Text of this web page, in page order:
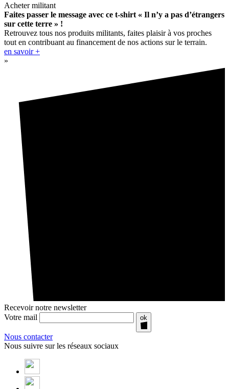
Acheter militant
Faites passer le message avec ce t-shirt « Il n’y a pas d’étrangers
sur cette terre » !
Retrouvez tous nos produits militants, faites plaisir à vos proches
tout en contribuant au financement de nos actions sur le terrain.
en savoir +
»
Recevoir notre newsletter
Votre mail
ok
Nous contacter
Nous suivre sur les réseaux sociaux